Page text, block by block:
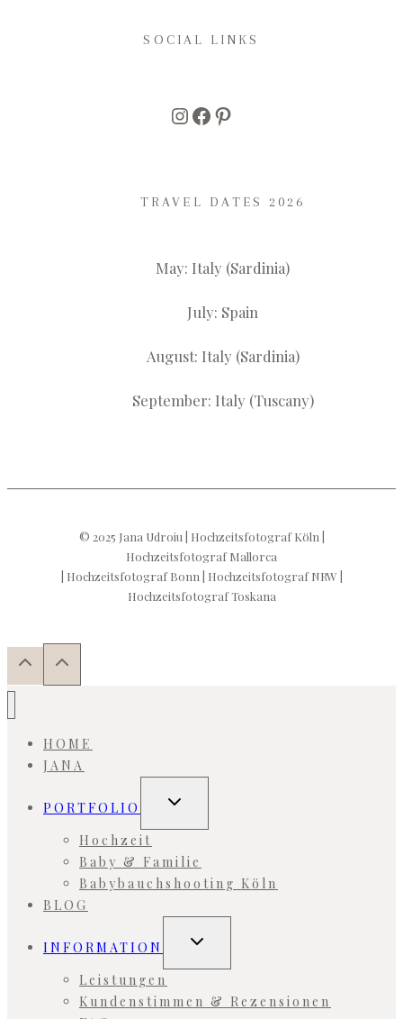
SOCIAL LINKS
Instagram
Facebook
Pinterest
TRAVEL DATES 2026
May: Italy (Sardinia)
July: Spain
August: Italy (Sardinia)
September: Italy (Tuscany)
© 2025 Jana Udroiu | Hochzeitsfotograf Köln |
Hochzeitsfotograf Mallorca
| Hochzeitsfotograf Bonn | Hochzeitsfotograf NRW |
Hochzeitsfotograf Toskana
HOME
JANA
PORTFOLIO
Untermenü
Hochzeit
Baby & Familie
Babybauchshooting Köln
BLOG
INFORMATION
Untermenü
Leistungen
Kundenstimmen & Rezensionen